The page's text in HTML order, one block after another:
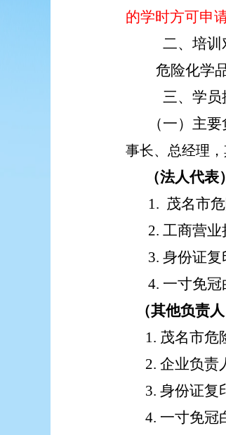
的学时方可申
二、培训
危险化学
三、学员
（一）主
事长、总经理
（法人代
1. 茂名市
2. 工商营业
3. 身份证复
4. 一寸免冠
（其他负责
1. 茂名市危
2. 企业负责
3. 身份证复
4. 一寸免冠